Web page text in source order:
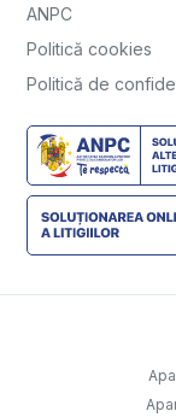
ANPC
Politică cookies
Politică de